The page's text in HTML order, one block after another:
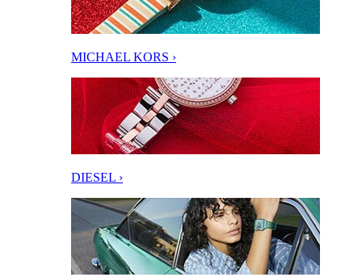
MICHAEL KORS ›
DIESEL ›